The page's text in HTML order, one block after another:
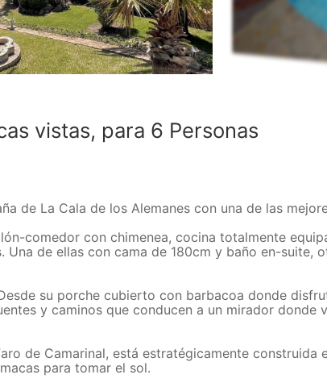
vistas, para 6 Personas
de La Cala de los Alemanes con una de las
comedor con chimenea, cocina totalmente
de ellas con cama de 180cm y baño en-suite,
su porche cubierto con barbacoa donde
y caminos que conducen a un mirador donde
de Camarinal, está estratégicamente construida
para tomar el sol.